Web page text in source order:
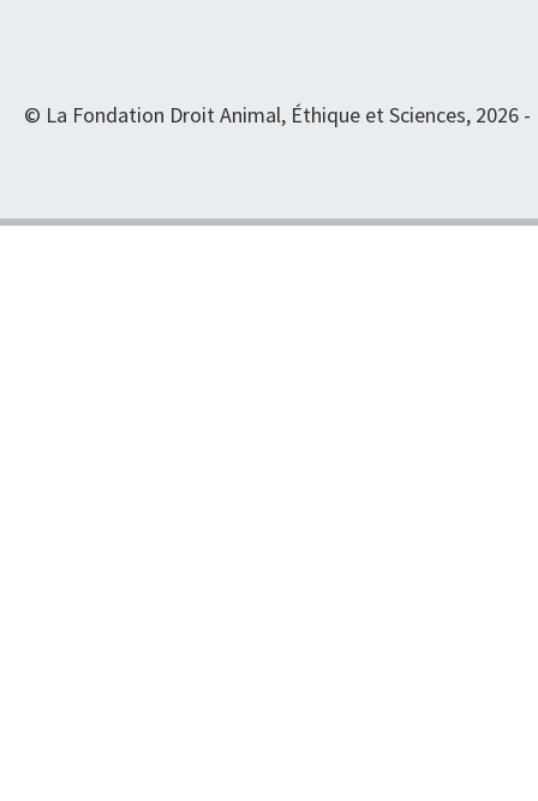
© La Fondation Droit Animal, Éthique et Sciences, 2026 -